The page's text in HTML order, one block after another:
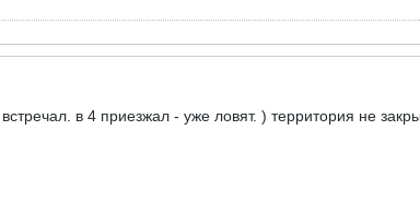
в 4 приезжал - уже ловят. ) территория не